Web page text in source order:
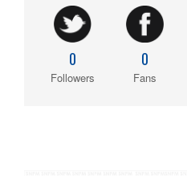
0
Followers
0
Fans